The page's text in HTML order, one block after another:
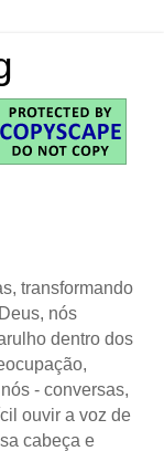
transformando
nós
dentro dos
- conversas,
ouvir a voz de
cabeça e